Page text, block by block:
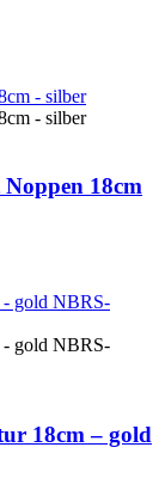
18cm
18cm – gold